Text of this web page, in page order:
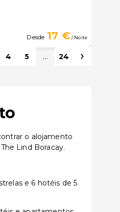
Desde 17 €/ Noite
4 5 ... 24
o alojamento
Lind Boracay.
e 6 hotéis de 5